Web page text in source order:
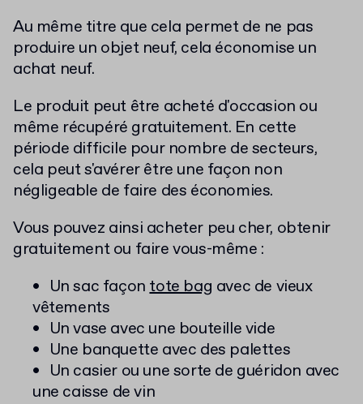
Au même titre que cela permet de ne pas
produire un objet neuf, cela économise un
achat neuf.
Le produit peut être acheté d'occasion ou
même récupéré gratuitement. En cette
période difficile pour nombre de secteurs,
cela peut s'avérer être une façon non
négligeable de faire des économies.
Vous pouvez ainsi acheter peu cher, obtenir
gratuitement ou faire vous-même :
Un sac façontote bag avec de vieux
vêtements
Un vase avec une bouteille vide
Une banquette avec des palettes
Un casier ou une sorte de guéridon avec
une caisse de vin